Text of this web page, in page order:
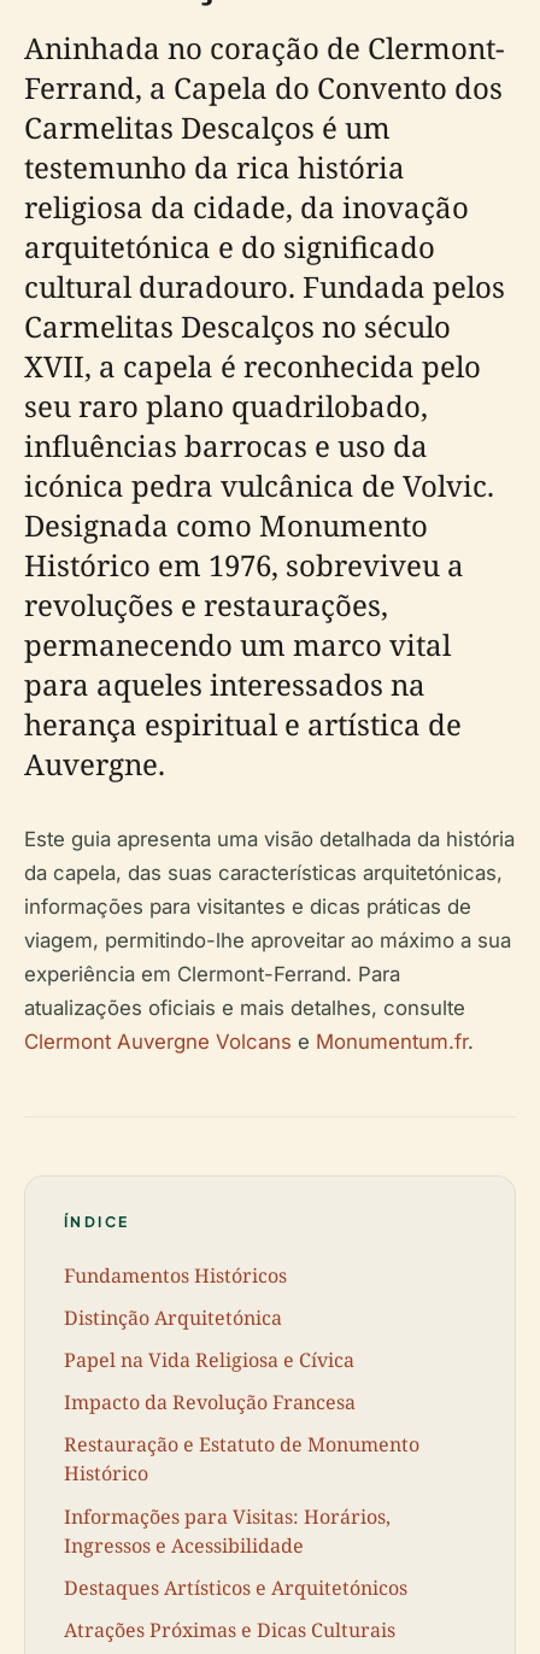
Aninhada no coração de Clermont-
Ferrand, a Capela do Convento dos
Carmelitas Descalços é um
testemunho da rica história
religiosa da cidade, da inovação
arquitetónica e do significado
cultural duradouro. Fundada pelos
Carmelitas Descalços no século
XVII, a capela é reconhecida pelo
seu raro plano quadrilobado,
influências barrocas e uso da
icónica pedra vulcânica de Volvic.
Designada como Monumento
Histórico em 1976, sobreviveu a
revoluções e restaurações,
permanecendo um marco vital
para aqueles interessados na
herança espiritual e artística de
Auvergne.
Este guia apresenta uma visão detalhada da história
da capela, das suas características arquitetónicas,
informações para visitantes e dicas práticas de
viagem, permitindo-lhe aproveitar ao máximo a sua
experiência em Clermont-Ferrand. Para
atualizações oficiais e mais detalhes, consulte
Clermont Auvergne Volcans e Monumentum.fr.
ÍNDICE
Fundamentos Históricos
Distinção Arquitetónica
Papel na Vida Religiosa e Cívica
Impacto da Revolução Francesa
Restauração e Estatuto de Monumento
Histórico
Informações para Visitas: Horários,
Ingressos e Acessibilidade
Destaques Artísticos e Arquitetónicos
Atrações Próximas e Dicas Culturais